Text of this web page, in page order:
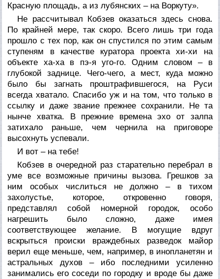
Красную площадь, а из лубянских – на Воркуту».
Не рассчитывал Кобзев оказаться здесь снова.
По крайней мере, так скоро. Всего лишь три года
прошло с тех пор, как он спустился по этим самым
ступеням в качестве куратора проекта хи-хи на
объекте ха-ха в пэ-я уго-го. Одним словом – в
глубокой заднице. Чего-чего, а мест, куда можно
было бы загнать проштрафившегося, на Руси
всегда хватало. Спасибо уж и на том, что только в
ссылку и даже звание прежнее сохранили. Не та
нынче хватка. В прежние времена эхо от залпа
затихало раньше, чем чернила на приговоре
высохнуть успевали.
И вот – на тебе!
Кобзев в очередной раз старательно перебрал в
уме все возможные причины вызова. Грешков за
ним особых числиться не должно – в тихом
захолустье, которое, откровенно говоря,
представлял собой номерной городок, особо
нагрешить было сложно, даже имея
соответствующее желание. В могущие вдруг
вскрыться происки враждебных разведок майор
верил еще меньше, чем, например, в инопланетян и
астральных духов – ибо последними усиленно
занимались его соседи по городку и вроде бы даже